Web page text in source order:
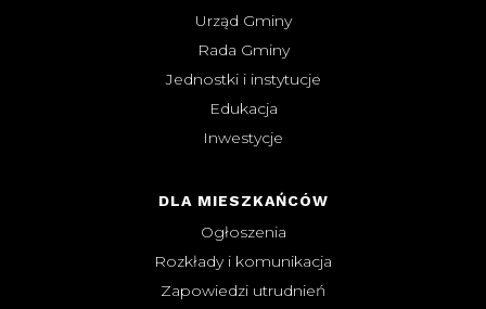
Urząd Gminy
Rada Gminy
Jednostki i instytucje
Edukacja
Inwestycje
DLA MIESZKAŃCÓW
Ogłoszenia
Rozkłady i komunikacja
Zapowiedzi utrudnień